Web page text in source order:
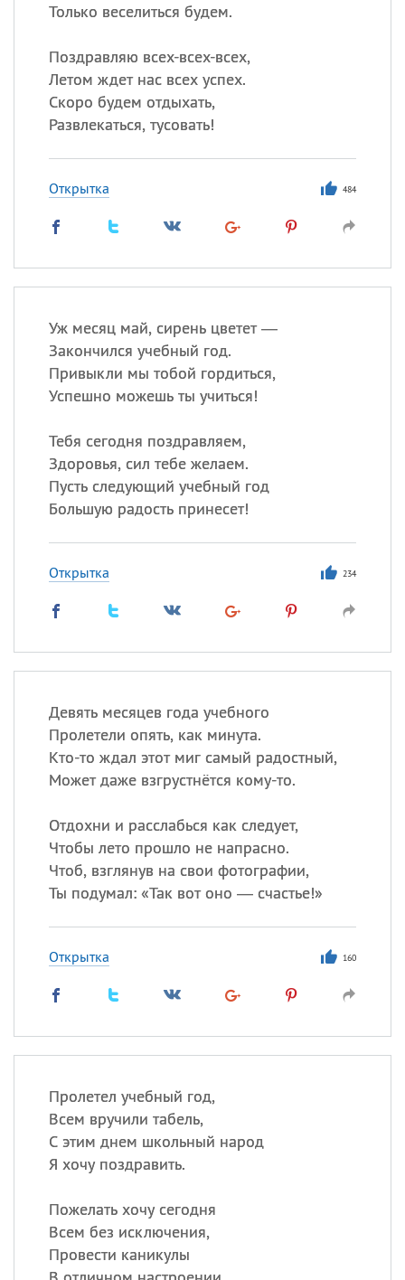
Только веселиться будем.
Поздравляю всех-всех-всех,
Летом ждет нас всех успех.
Скоро будем отдыхать,
Развлекаться, тусовать!
Открытка 484
Уж месяц май, сирень цветет —
Закончился учебный год.
Привыкли мы тобой гордиться,
Успешно можешь ты учиться!
Тебя сегодня поздравляем,
Здоровья, сил тебе желаем.
Пусть следующий учебный год
Большую радость принесет!
Открытка 234
Девять месяцев года учебного
Пролетели опять, как минута.
Кто-то ждал этот миг самый радостный,
Может даже взгрустнётся кому-то.
Отдохни и расслабься как следует,
Чтобы лето прошло не напрасно.
Чтоб, взглянув на свои фотографии,
Ты подумал: «Так вот оно — счастье!»
Открытка 160
Пролетел учебный год,
Всем вручили табель,
С этим днем школьный народ
Я хочу поздравить.
Пожелать хочу сегодня
Всем без исключения,
Провести каникулы